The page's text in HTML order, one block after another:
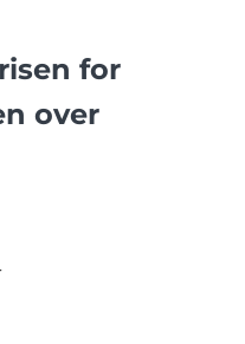
for
over